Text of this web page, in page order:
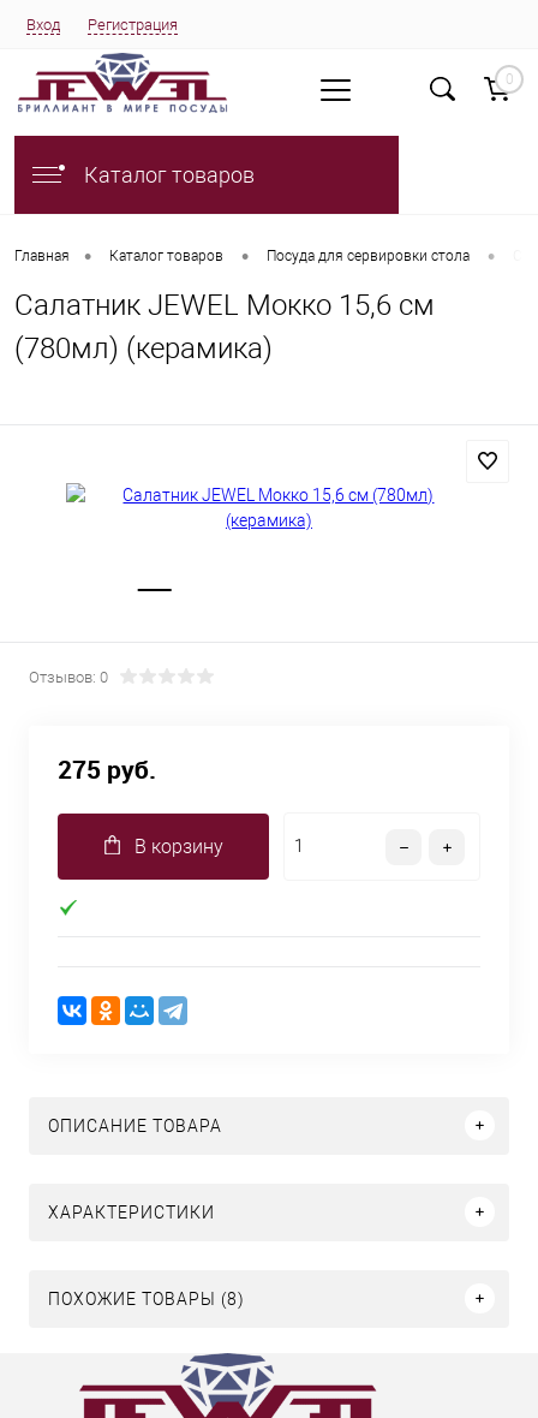
Вход Регистрация
0
Каталог товаров
Главная • Каталог товаров • Посуда для сервировки стола •
Салатник JEWEL Мокко 15,6 см
(780мл) (керамика)
Отзывов: 0
275 руб.
В корзину
ОПИСАНИЕ ТОВАРА
ХАРАКТЕРИСТИКИ
ПОХОЖИЕ ТОВАРЫ (8)